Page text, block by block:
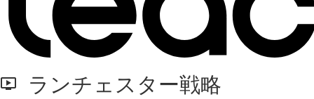
ランチェスター戦略